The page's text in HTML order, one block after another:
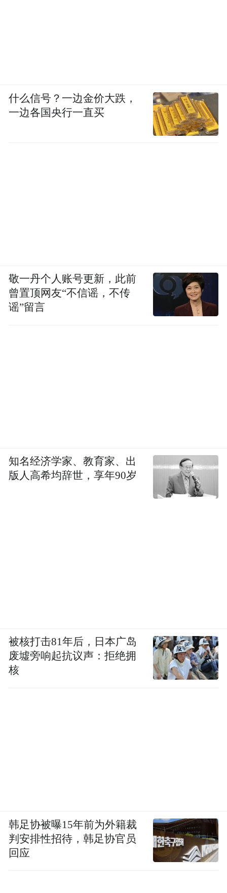
什么信号？一边金价大跌，
一边各国央行一直买
敬一丹个人账号更新，此前
曾置顶网友“不信谣，不传
谣”留言
知名经济学家、教育家、出
版人高希均辞世，享年90岁
被核打击81年后，日本广岛
废墟旁响起抗议声：拒绝拥
核
韩足协被曝15年前为外籍裁
判安排性招待，韩足协官员
回应